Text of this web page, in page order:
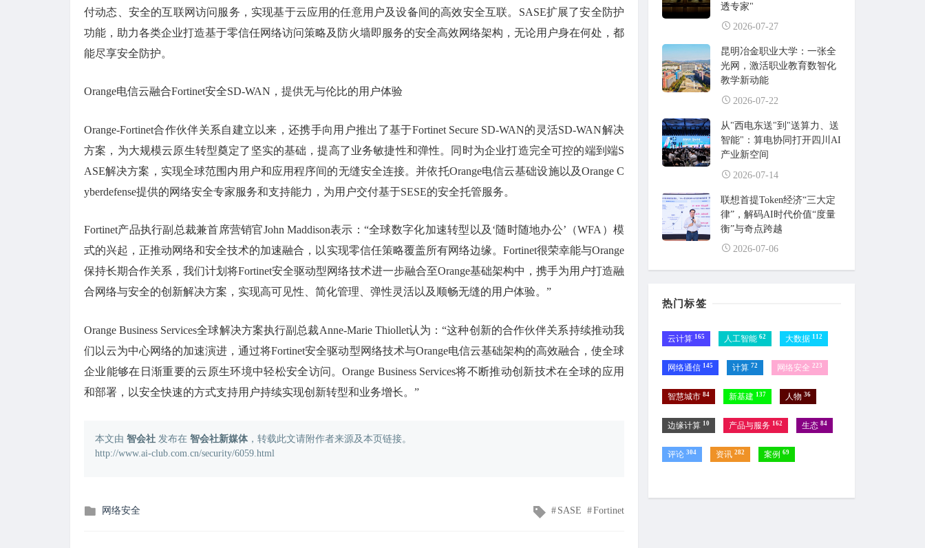
付动态、安全的互联网访问服务，实现基于云应用的任意用户及设备间的高效安全互联。SASE扩展了安全防护
功能，助力各类企业打造基于零信任网络访问策略及防火墙即服务的安全高效网络架构，无论用户身在何处，都
能尽享安全防护。
Orange电信云融合Fortinet安全SD-WAN，提供无与伦比的用户体验
Orange-Fortinet合作伙伴关系自建立以来，还携手向用户推出了基于Fortinet Secure SD-WAN的灵活SD-WAN解决
方案，为大规模云原生转型奠定了坚实的基础，提高了业务敏捷性和弹性。同时为企业打造完全可控的端到端S
ASE解决方案，实现全球范围内用户和应用程序间的无缝安全连接。并依托Orange电信云基础设施以及Orange C
yberdefense提供的网络安全专家服务和支持能力，为用户交付基于SESE的安全托管服务。
Fortinet产品执行副总裁兼首席营销官John Maddison表示：“全球数字化加速转型以及‘随时随地办公’（WFA）模
式的兴起，正推动网络和安全技术的加速融合，以实现零信任策略覆盖所有网络边缘。Fortinet很荣幸能与Orange
保持长期合作关系，我们计划将Fortinet安全驱动型网络技术进一步融合至Orange基础架构中，携手为用户打造融
合网络与安全的创新解决方案，实现高可见性、简化管理、弹性灵活以及顺畅无缝的用户体验。”
Orange Business Services全球解决方案执行副总裁Anne-Marie Thiollet认为：“这种创新的合作伙伴关系持续推动我
们以云为中心网络的加速演进，通过将Fortinet安全驱动型网络技术与Orange电信云基础架构的高效融合，使全球
企业能够在日渐重要的云原生环境中轻松安全访问。Orange Business Services将不断推动创新技术在全球的应用
和部署，以安全快速的方式支持用户持续实现创新转型和业务增长。”
本文由 智会社 发布在 智会社新媒体，转载此文请附作者来源及本页链接。
http://www.ai-club.com.cn/security/6059.html
发
网络安全
文 SASE Fortinet
透专家"
2026-07-27
昆明冶金职业大学：一张全
光网，激活职业教育数智化
教学新动能
2026-07-22
从"西电东送"到"送算力、送
智能"：算电协同打开四川AI
产业新空间
2026-07-14
联想首提Token经济“三大定
律”，解码AI时代价值“度量
衡”与奇点跨越
2026-07-06
热门标签
云计算 165 人工智能 62 大数据 112
网络通信 145 计算 72 网络安全 223
智慧城市 84 新基建 137 人物 36
边缘计算 10 产品与服务 162 生态 84
评论 304 资讯 282 案例 69